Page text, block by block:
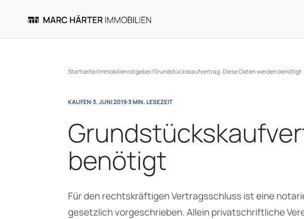
Startseite/Immobilienratgeber/Grundstückskaufvertrag: Diese Daten werden benötigt
KAUFEN·3. JUNI 2019·3 MIN. LESEZEIT
benötigt
Für den rechtskräftigen Vertragsschluss ist eine
gesetzlich vorgeschrieben. Allein privatschriftliche